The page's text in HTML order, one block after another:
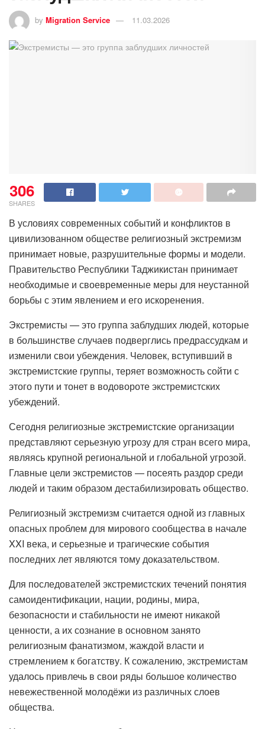
by Migration Service 11.03.2026
306
SHARES
В условиях современных событий и конфликтов в
цивилизованном обществе религиозный экстремизм
принимает новые, разрушительные формы и модели.
Правительство Республики Таджикистан принимает
необходимые и своевременные меры для неустанной
борьбы с этим явлением и его искоренения.
Экстремисты — это группа заблудших людей, которые
в большинстве случаев подверглись предрассудкам и
изменили свои убеждения. Человек, вступивший в
экстремистские группы, теряет возможность сойти с
этого пути и тонет в водовороте экстремистских
убеждений.
Сегодня религиозные экстремистские организации
представляют серьезную угрозу для стран всего мира,
являясь крупной региональной и глобальной угрозой.
Главные цели экстремистов — посеять раздор среди
людей и таким образом дестабилизировать общество.
Религиозный экстремизм считается одной из главных
опасных проблем для мирового сообщества в начале
XXI века, и серьезные и трагические события
последних лет являются тому доказательством.
Для последователей экстремистских течений понятия
самоидентификации, нации, родины, мира,
безопасности и стабильности не имеют никакой
ценности, а их сознание в основном занято
религиозным фанатизмом, жаждой власти и
стремлением к богатству. К сожалению, экстремистам
удалось привлечь в свои ряды большое количество
невежественной молодёжи из различных слоев
общества.